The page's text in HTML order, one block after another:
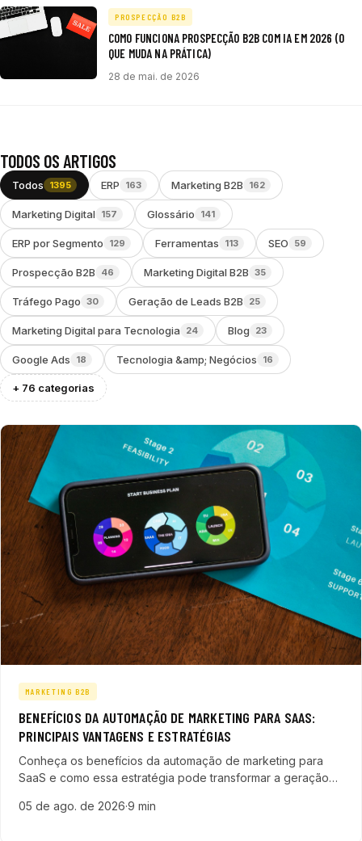
PROSPECÇÃO B2B
COMO FUNCIONA PROSPECÇÃO B2B COM IA EM 2026 (O
QUE MUDA NA PRÁTICA)
28 de mai. de 2026
TODOS OS ARTIGOS
Todos 1395 ERP 163 Marketing B2B 162
Marketing Digital 157 Glossário 141
ERP por Segmento 129 Ferramentas 113 SEO 59
Prospecção B2B 46 Marketing Digital B2B 35
Tráfego Pago 30 Geração de Leads B2B 25
Marketing Digital para Tecnologia 24 Blog 23
Google Ads 18 Tecnologia &amp; Negócios 16
+ 76 categorias
MARKETING B2B
BENEFÍCIOS DA AUTOMAÇÃO DE MARKETING PARA SAAS:
PRINCIPAIS VANTAGENS E ESTRATÉGIAS
Conheça os benefícios da automação de marketing para
SaaS e como essa estratégia pode transformar a geração
05 de ago. de 2026·9 min